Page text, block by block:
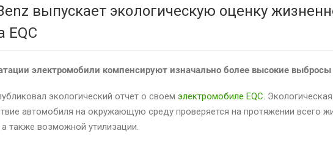
выпускает экологическую оценку
EQC
электромобили компенсируют изначально более высокие выбросы
экологический отчет о своем электромобиле EQC.
автомобиля на окружающую среду проверяется на протяжении всего
также возможной утилизации.